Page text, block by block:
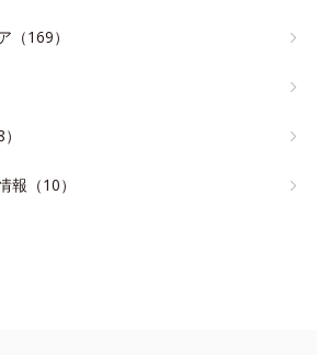
（169）
報（10）